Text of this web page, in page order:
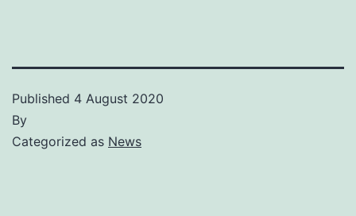
Published 4 August 2020
By
Categorized as News